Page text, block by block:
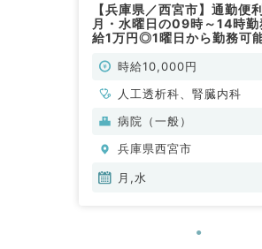
【兵庫県／西宮市】通勤便
月・水曜日の09時～14時勤
給1万円◎1曜日から勤務可
腎臓内科／非常勤）
時給10,000円
人工透析科、腎臓内科
病院（一般）
兵庫県西宮市
月,水